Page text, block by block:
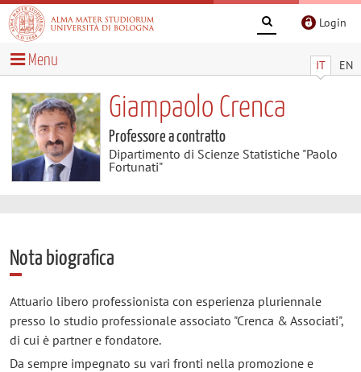
Login
IT EN
Menu
Giampaolo Crenca
Professore a contratto
Dipartimento di Scienze Statistiche "Paolo
Fortunati"
Nota biografica
Attuario libero professionista con esperienza pluriennale
presso lo studio professionale associato "Crenca & Associati",
di cui è partner e fondatore.
Da sempre impegnato su vari fronti nella promozione e